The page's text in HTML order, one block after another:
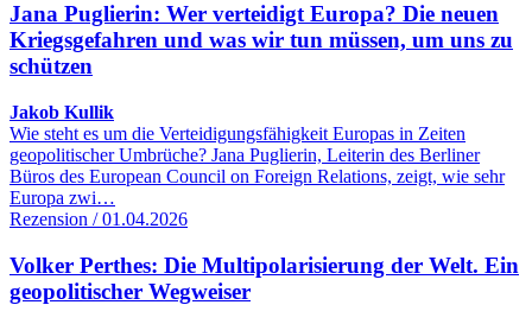
Jana Puglierin: Wer verteidigt Europa? Die neuen
Kriegsgefahren und was wir tun müssen, um uns zu
schützen
Jakob Kullik
Wie steht es um die Verteidigungsfähigkeit Europas in Zeiten
geopolitischer Umbrüche? Jana Puglierin, Leiterin des Berliner
Büros des European Council on Foreign Relations, zeigt, wie sehr
Europa zwi…
Rezension / 01.04.2026
Volker Perthes: Die Multipolarisierung der Welt. Ein
geopolitischer Wegweiser